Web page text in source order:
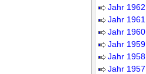
Jahr 1962
Jahr 1961
Jahr 1960
Jahr 1959
Jahr 1958
Jahr 1957